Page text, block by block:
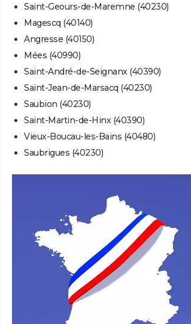
Saint-Geours-de-Maremne (40230)
Magescq (40140)
Angresse (40150)
Mées (40990)
Saint-André-de-Seignanx (40390)
Saint-Jean-de-Marsacq (40230)
Saubion (40230)
Saint-Martin-de-Hinx (40390)
Vieux-Boucau-les-Bains (40480)
Saubrigues (40230)